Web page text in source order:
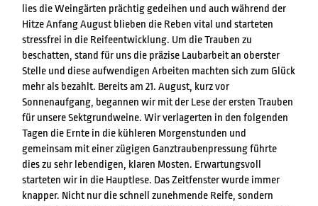
lies die Weingärten prächtig gedeihen und auch während der
Hitze Anfang August blieben die Reben vital und starteten
stressfrei in die Reifeentwicklung. Um die Trauben zu
beschatten, stand für uns die präzise Laubarbeit an oberster
Stelle und diese aufwendigen Arbeiten machten sich zum Glück
mehr als bezahlt. Bereits am 21. August, kurz vor
Sonnenaufgang, begannen wir mit der Lese der ersten Trauben
für unsere Sektgrundweine. Wir verlagerten in den folgenden
Tagen die Ernte in die kühleren Morgenstunden und
gemeinsam mit einer zügigen Ganztraubenpressung führte
dies zu sehr lebendigen, klaren Mosten. Erwartungsvoll
starteten wir in die Hauptlese. Das Zeitfenster wurde immer
knapper. Nicht nur die schnell zunehmende Reife, sondern